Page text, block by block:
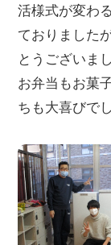
活様式が変わ
ておりました
とうございま
お弁当もお菓
ちも大喜びで